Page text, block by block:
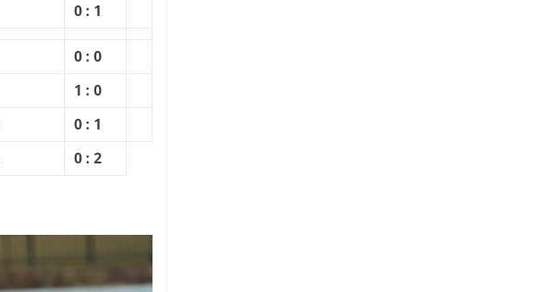
0 : 1
0 : 0
1 : 0
0 : 1
0 : 2